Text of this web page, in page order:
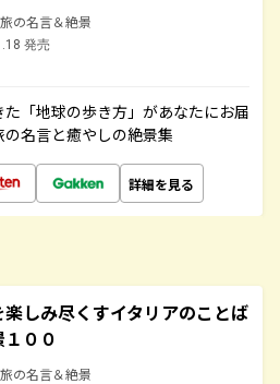
の名言＆絶景
発売
「地球の歩き方」があなたにお届
名言と癒やしの絶景集
詳細を見る
しみ尽くすイタリアのことば
００
の名言＆絶景